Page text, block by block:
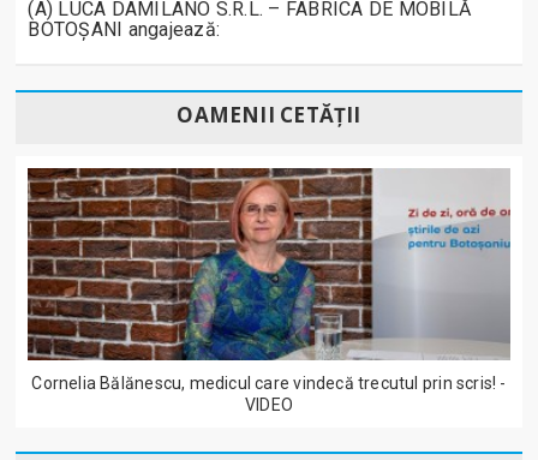
(A) LUCA DAMILANO S.R.L. – FABRICA DE MOBILĂ
BOTOȘANI angajează:
OAMENII CETĂȚII
Cornelia Bălănescu, medicul care vindecă trecutul prin scris! -
VIDEO